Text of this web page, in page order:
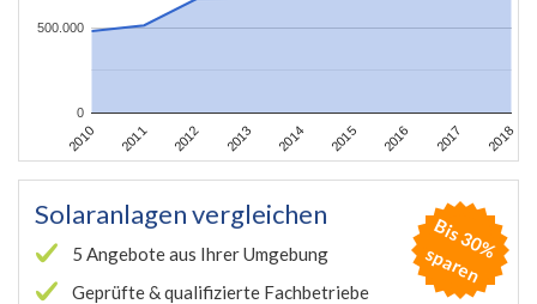
2010 2011 2012 2013 2014 2015 2016 2017 2018
0
500.000
Solaranlagen vergleichen
5 Angebote aus Ihrer Umgebung
Geprüfte & qualifizierte Fachbetriebe
B
is
3
0
%
s
p
a
r
e
n